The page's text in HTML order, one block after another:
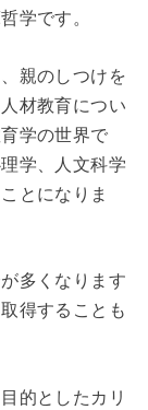
学です。
親のしつけを
材教育につい
学の世界で
学、人文科学
とになりま
多くなります
得することも
的としたカリ